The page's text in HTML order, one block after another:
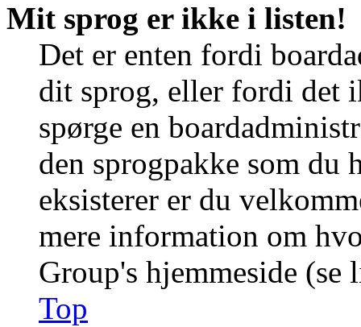
Mit sprog er ikke i listen!
Det er enten fordi
dit sprog, eller fordi det
spørge en
den sprogpakke som du
eksisterer er du
mere information om
Group's hjemmeside (se
Top